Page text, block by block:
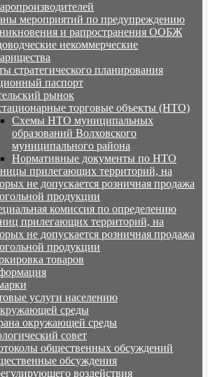
мероприятий по предупреждению
и рапространения ООБЖ
некоммерческие
стратегического планирования
паспорт
рынок
торговые объекты (НТО)
Схемы НТО муниципальных
образований Волховского
муниципального района
Нормативные документы по НТО
прилегающих территорий, на
не допускается розничная продажа
продукции
комиссия по определению
прилегающих территорий, на
не допускается розничная продажа
продукции
товаров
услуги населению
среды
окружающей среды
совет
общественных обсуждений
обсуждения
воздействия